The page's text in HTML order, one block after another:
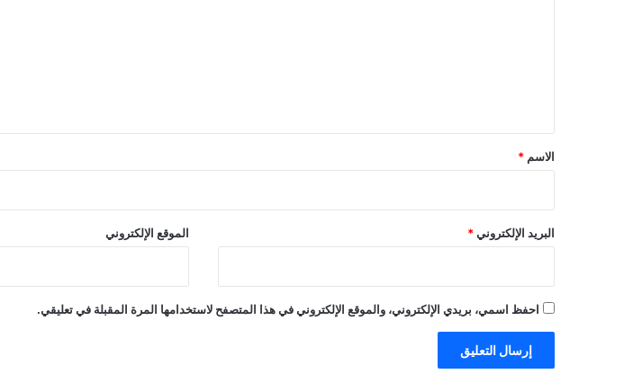
*
الاسم *
البريد الإلكتروني * الموقع الإلكتروني
احفظ اسمي، بريدي الإلكتروني، والموقع الإلكتروني في هذا المتصفح لاستخدامها المرة المقبلة في تعليقي.